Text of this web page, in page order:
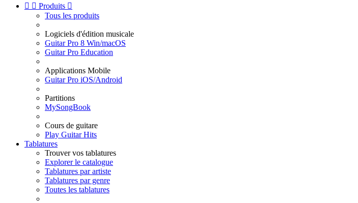
  Produits 
Tous les produits
Logiciels d'édition musicale
Guitar Pro 8 Win/macOS
Guitar Pro Education
Applications Mobile
Guitar Pro iOS/Android
Partitions
MySongBook
Cours de guitare
Play Guitar Hits
Tablatures
Trouver vos tablatures
Explorer le catalogue
Tablatures par artiste
Tablatures par genre
Toutes les tablatures